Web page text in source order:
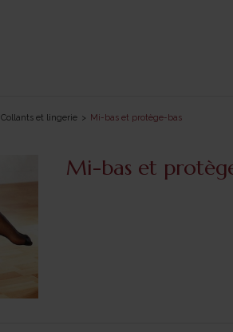
Collants et lingerie Mi-bas et protège-bas
Mi-bas et